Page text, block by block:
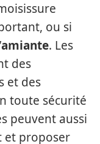
ou si
amiante. Les
des
et des
toute sécurité
peuvent aussi
et proposer